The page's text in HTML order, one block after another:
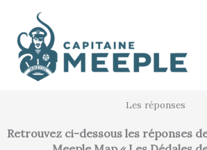
contenu
Les réponses
Retrouvez ci-dessous les réponses